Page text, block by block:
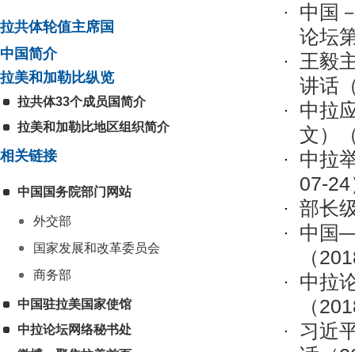
拉共体轮值主席国
中国简介
拉美和加勒比纵览
拉共体33个成员国简介
拉美和加勒比地区组织简介
相关链接
中国国务院部门网站
外交部
国家发展和改革委员会
商务部
中国驻拉美国家使馆
中拉论坛网络秘书处
中国
论坛
王毅
讲话
中拉
文）
中拉
07-24
部长
中国
（
中拉
（
习近